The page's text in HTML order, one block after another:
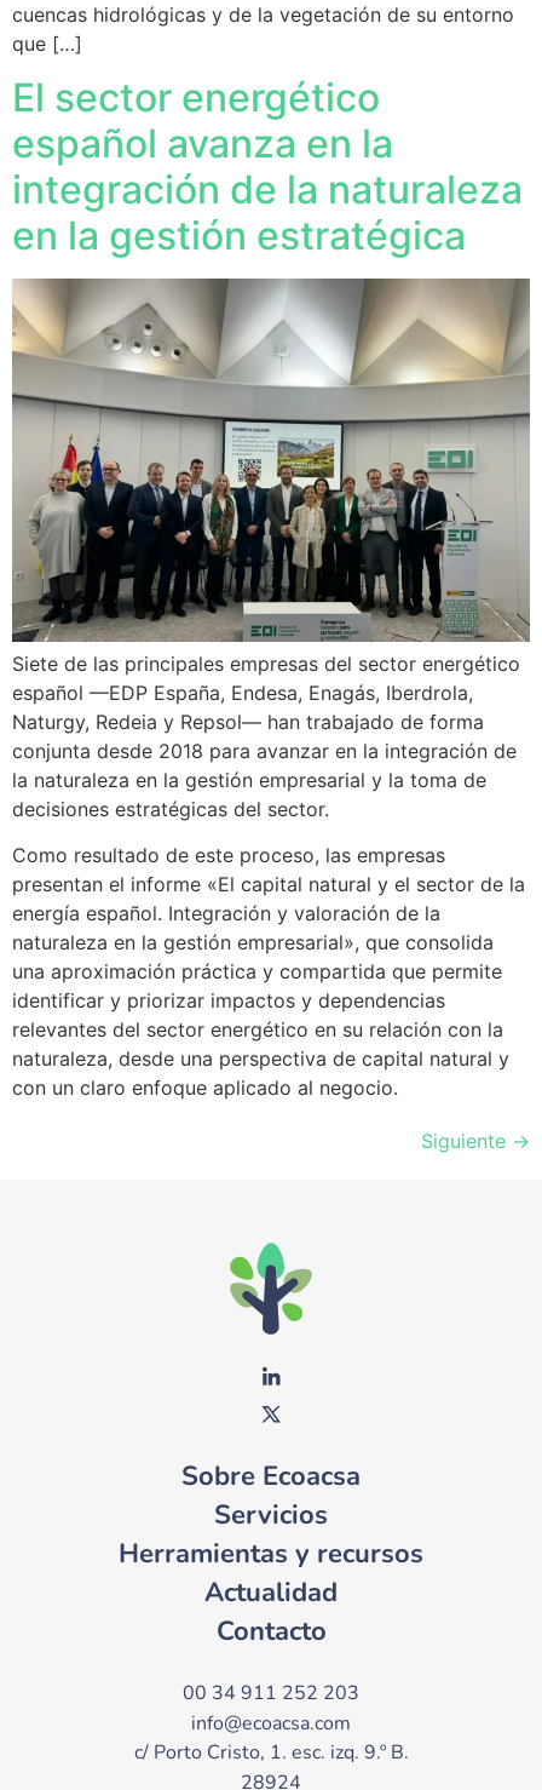
cuencas hidrológicas y de la vegetación de su entorno
que […]
El sector energético
español avanza en la
integración de la naturaleza
en la gestión estratégica
Siete de las principales empresas del sector energético
español —EDP España, Endesa, Enagás, Iberdrola,
Naturgy, Redeia y Repsol— han trabajado de forma
conjunta desde 2018 para avanzar en la integración de
la naturaleza en la gestión empresarial y la toma de
decisiones estratégicas del sector.
Como resultado de este proceso, las empresas
presentan el informe «El capital natural y el sector de la
energía español. Integración y valoración de la
naturaleza en la gestión empresarial», que consolida
una aproximación práctica y compartida que permite
identificar y priorizar impactos y dependencias
relevantes del sector energético en su relación con la
naturaleza, desde una perspectiva de capital natural y
con un claro enfoque aplicado al negocio.
Siguiente →
Sobre Ecoacsa
Servicios
Herramientas y recursos
Actualidad
Contacto
00 34 911 252 203
info@ecoacsa.com
c/ Porto Cristo, 1. esc. izq. 9.º B.
28924